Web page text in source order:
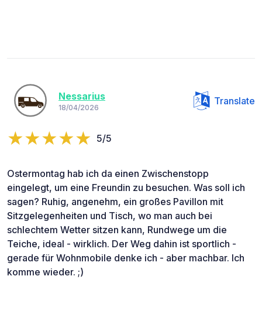
Nessarius
18/04/2026
Translate
5/5
Ostermontag hab ich da einen Zwischenstopp
eingelegt, um eine Freundin zu besuchen. Was soll ich
sagen? Ruhig, angenehm, ein großes Pavillon mit
Sitzgelegenheiten und Tisch, wo man auch bei
schlechtem Wetter sitzen kann, Rundwege um die
Teiche, ideal - wirklich. Der Weg dahin ist sportlich -
gerade für Wohnmobile denke ich - aber machbar. Ich
komme wieder. ;)